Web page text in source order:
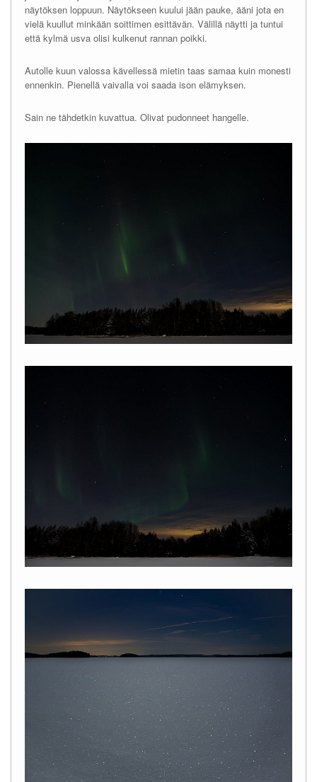
näytöksen loppuun. Näytökseen kuului jään pauke, ääni jota en
vielä kuullut minkään soittimen esittävän. Välillä näytti ja tuntui
että kylmä usva olisi kulkenut rannan poikki.
Autolle kuun valossa kävellessä mietin taas samaa kuin monesti
ennenkin. Pienellä vaivalla voi saada ison elämyksen.
Sain ne tähdetkin kuvattua. Olivat pudonneet hangelle.